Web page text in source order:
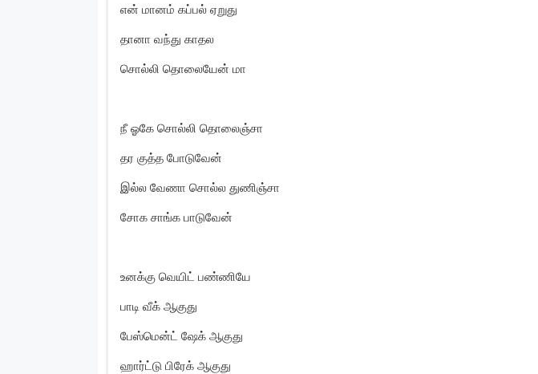
என் மானம் கப்பல் ஏறுது
தானா வந்து காதல
சொல்லி தொலையேன் மா
நீ ஓகே சொல்லி தொலைஞ்சா
தர குத்த போடுவேன்
இல்ல வேணா சொல்ல துணிஞ்சா
சோக சாங்க பாடுவேன்
உனக்கு வெயிட் பண்ணியே
பாடி வீக் ஆகுது
பேஸ்மென்ட் ஷேக் ஆகுது
ஹார்ட்டு பிரேக் ஆகுது